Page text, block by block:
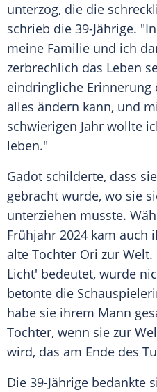
unterzog, die die
schrieb die 39-Jährige.
meine Familie und ich
zerbrechlich das Leben
eindringliche Erinnerung
alles ändern kann, und
schwierigen Jahr wollte
leben."
Gadot schilderte, dass
gebracht wurde, wo sie
unterziehen musste.
Frühjahr 2024 kam auch
alte Tochter Ori zur
Licht' bedeutet, wurde
betonte die
habe sie ihrem Mann
Tochter, wenn sie zur
wird, das am Ende des
Die 39-Jährige bedankte